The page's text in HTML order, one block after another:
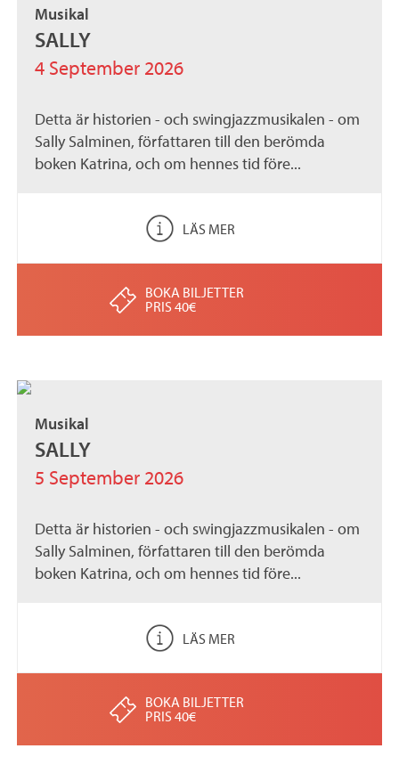
Musikal
SALLY
4 September 2026
Detta är historien - och swingjazzmusikalen - om
Sally Salminen, författaren till den berömda
boken Katrina, och om hennes tid före...
LÄS MER
BOKA BILJETTER
PRIS 40€
Musikal
SALLY
5 September 2026
Detta är historien - och swingjazzmusikalen - om
Sally Salminen, författaren till den berömda
boken Katrina, och om hennes tid före...
LÄS MER
BOKA BILJETTER
PRIS 40€